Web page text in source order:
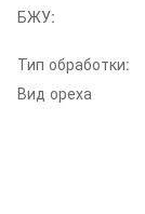
БЖУ:
Тип обработки:
Вид ореха